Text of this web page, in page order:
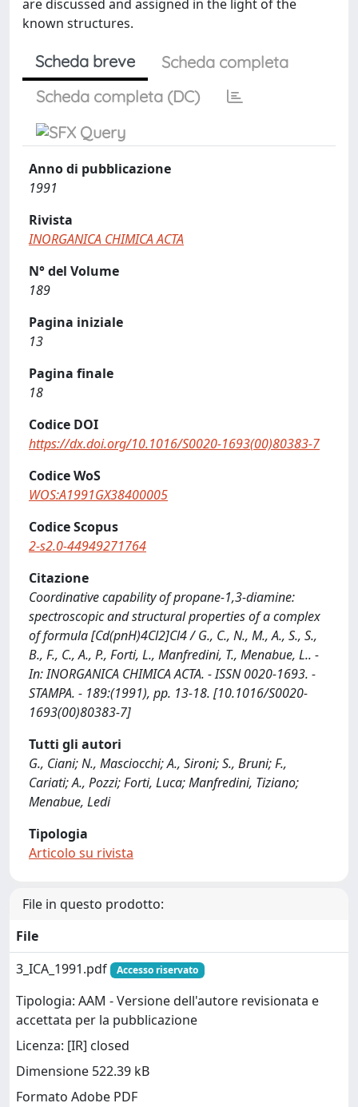
are discussed and assigned in the light of the
known structures.
Scheda breve
Scheda completa
Scheda completa (DC)
Anno di pubblicazione
1991
Rivista
INORGANICA CHIMICA ACTA
N° del Volume
189
Pagina iniziale
13
Pagina finale
18
Codice DOI
https://dx.doi.org/10.1016/S0020-1693(00)80383-7
Codice WoS
WOS:A1991GX38400005
Codice Scopus
2-s2.0-44949271764
Citazione
Coordinative capability of propane-1,3-diamine:
spectroscopic and structural properties of a complex
of formula [Cd(pnH)4Cl2]Cl4 / G., C., N., M., A., S., S.,
B., F., C., A., P., Forti, L., Manfredini, T., Menabue, L.. -
In: INORGANICA CHIMICA ACTA. - ISSN 0020-1693. -
STAMPA. - 189:(1991), pp. 13-18. [10.1016/S0020-
1693(00)80383-7]
Tutti gli autori
G., Ciani; N., Masciocchi; A., Sironi; S., Bruni; F.,
Cariati; A., Pozzi; Forti, Luca; Manfredini, Tiziano;
Menabue, Ledi
Tipologia
Articolo su rivista
File in questo prodotto:
File
3_ICA_1991.pdf
Accesso riservato
Tipologia: AAM - Versione dell'autore revisionata e
accettata per la pubblicazione
Licenza: [IR] closed
Dimensione 522.39 kB
Formato Adobe PDF